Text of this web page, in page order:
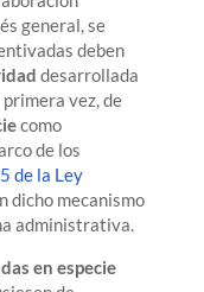
general, se
deben
desarrollada
vez, de
como
de los
de la Ley
dicho mecanismo
administrativa.
en especie